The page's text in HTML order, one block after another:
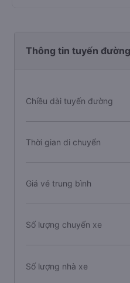
Thông tin tuyến
Chiều dài tuyến đường
Thời gian di chuyển
Giá vé trung bình
Số lượng chuyến xe
Số lượng nhà xe